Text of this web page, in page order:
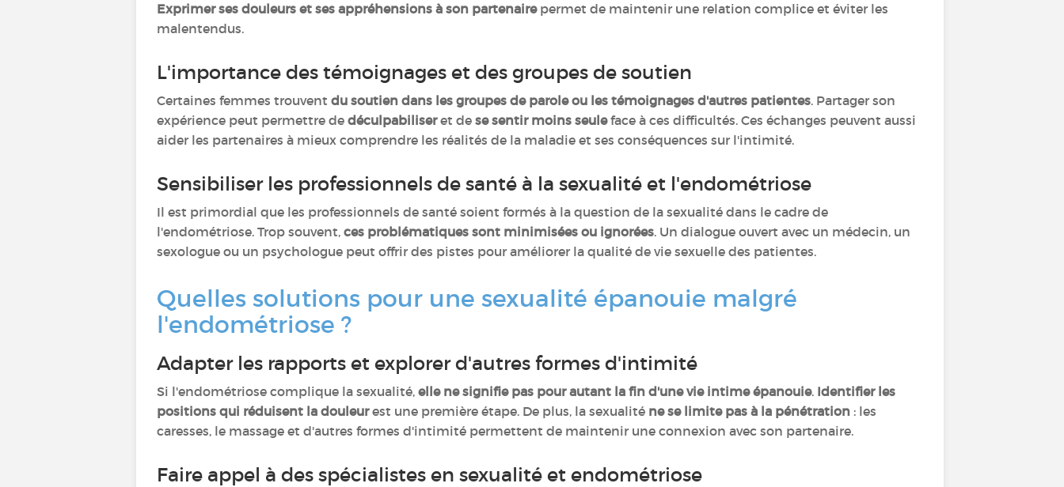
Exprimer ses douleurs et ses appréhensions à son partenairepermet de maintenir une relation complice et éviter les
malentendus.
L'importance des témoignages et des groupes de soutien
Certaines femmes trouvent du soutien dans les groupes de parole ou les témoignages d'autres patientes. Partager son
expérience peut permettre de déculpabiliseret de se sentir moins seuleface à ces difficultés. Ces échanges peuvent aussi
aider les partenaires à mieux comprendre les réalités de la maladie et ses conséquences sur l'intimité.
Sensibiliser les professionnels de santé à la sexualité et l'endométriose
Il est primordial que les professionnels de santé soient formés à la question de la sexualité dans le cadre de
l'endométriose. Trop souvent, ces problématiques sont minimisées ou ignorées. Un dialogue ouvert avec un médecin, un
sexologue ou un psychologue peut offrir des pistes pour améliorer la qualité de vie sexuelle des patientes.
Quelles solutions pour une sexualité épanouie malgré
l'endométriose ?
Adapter les rapports et explorer d'autres formes d'intimité
Si l'endométriose complique la sexualité, elle ne signifie pas pour autant la fin d'une vie intime épanouie. Identifier les
positions qui réduisent la douleurest une première étape. De plus, la sexualité ne se limite pas à la pénétration : les
caresses, le massage et d'autres formes d'intimité permettent de maintenir une connexion avec son partenaire.
Faire appel à des spécialistes en sexualité et endométriose